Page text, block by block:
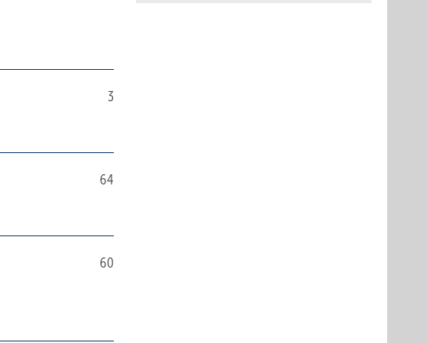
3
64
60